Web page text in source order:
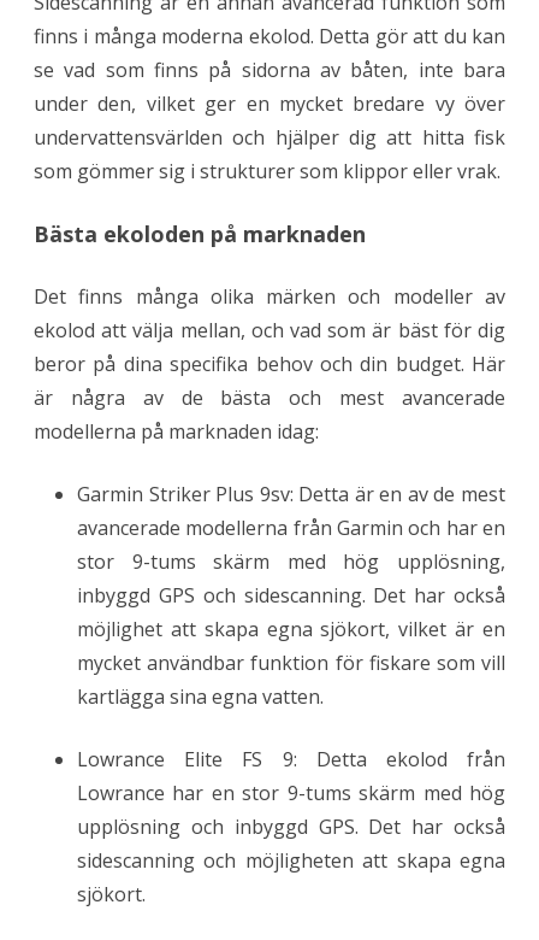
finns i många moderna ekolod. Detta gör att du kan
se vad som finns på sidorna av båten, inte bara
under den, vilket ger en mycket bredare vy över
undervattensvärlden och hjälper dig att hitta fisk
som gömmer sig i strukturer som klippor eller vrak.
Bästa ekoloden på marknaden
Det finns många olika märken och modeller av
ekolod att välja mellan, och vad som är bäst för dig
beror på dina specifika behov och din budget. Här
är några av de bästa och mest avancerade
modellerna på marknaden idag:
Garmin Striker Plus 9sv: Detta är en av de mest
avancerade modellerna från Garmin och har en
stor 9-tums skärm med hög upplösning,
inbyggd GPS och sidescanning. Det har också
möjlighet att skapa egna sjökort, vilket är en
mycket användbar funktion för fiskare som vill
kartlägga sina egna vatten.
Lowrance Elite FS 9: Detta ekolod från
Lowrance har en stor 9-tums skärm med hög
upplösning och inbyggd GPS. Det har också
sidescanning och möjligheten att skapa egna
sjökort.